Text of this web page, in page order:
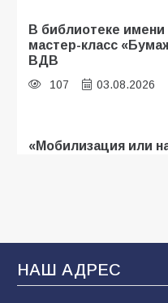
В библиотеке
мастер-класс
ВДВ
107 03.08.2026
«Мобилизация или
В Батайске
99 04.08.2026
НАШ АДРЕС